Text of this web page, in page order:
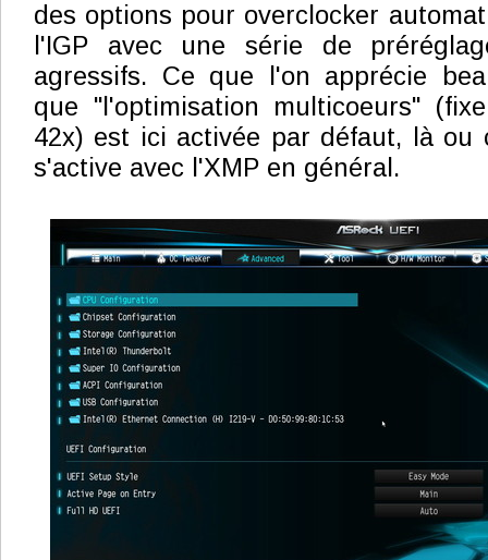
des options pour overclocker
l'IGP avec une série de
agressifs. Ce que l'on apprécie
que "l'optimisation multicoeurs"
42x) est ici activée par défaut, là ou
s'active avec l'XMP en général.